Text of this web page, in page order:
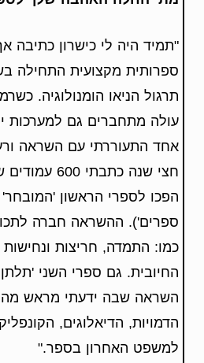
"תמיד היה לי כישרון כתיבה
תרגול הניאו הומנולוגיה.
עולה מתחברים גם למערכות
אחד התעוררתי עם השראה
חצי שנה
ספרים'). ההשראה חברה
כמו: התמדה, חריצות
החיובית. גם ספרי השני
השראה שבה ידעתי מראש מה
הדמויות, הדיאלוגים,
למשפט האחרון בספר."